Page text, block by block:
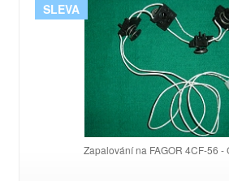
SLEVA
Zapalování na FAGOR 4CF-56 -